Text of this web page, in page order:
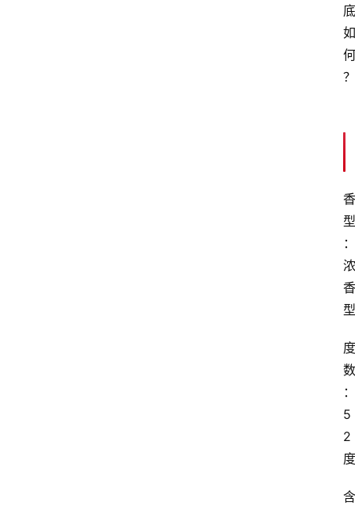
底
如
何
？
香
型
：
浓
香
型
度
数
：
5
2
度
含